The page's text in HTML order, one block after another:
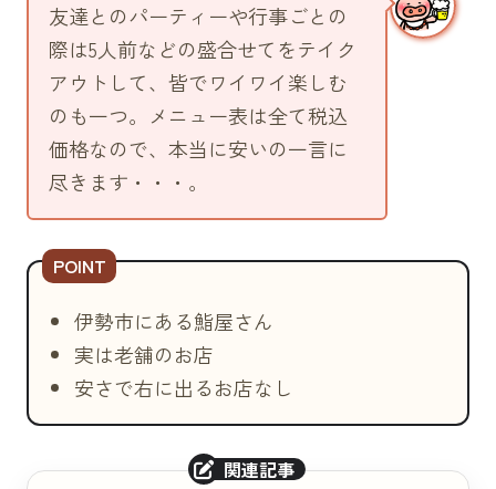
シーチキン（150円）
ネギトロ（160円）
えび天（160円）
えびマヨネーズ（160円）
サーモンマヨネーズ（170円）
納豆（150円）
玉子（130円）
うな胡（180円）
穴胡（160円）
干兵（130円）
いかしそ（160円）
新香（150円）
カッパ（150円）
巻き寿司（細巻き）
友達とのパーティーや行事ごとの
際は5人前などの盛合せてをテイク
アウトして、皆でワイワイ楽しむ
のも一つ。メニュー表は全て税込
価格なので、本当に安いの一言に
尽きます・・・。
伊勢市にある鮨屋さん
実は老舗のお店
安さで右に出るお店なし